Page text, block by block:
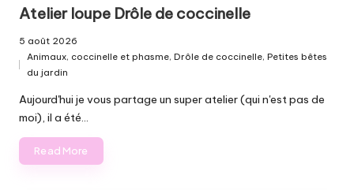
Atelier loupe Drôle de coccinelle
5 août 2026
Posted
Animaux, coccinelle et phasme, Drôle de coccinelle, Petites bêtes
du jardin
Aujourd'hui je vous partage un super atelier (qui n'est pas de
moi), il a été…
Read More